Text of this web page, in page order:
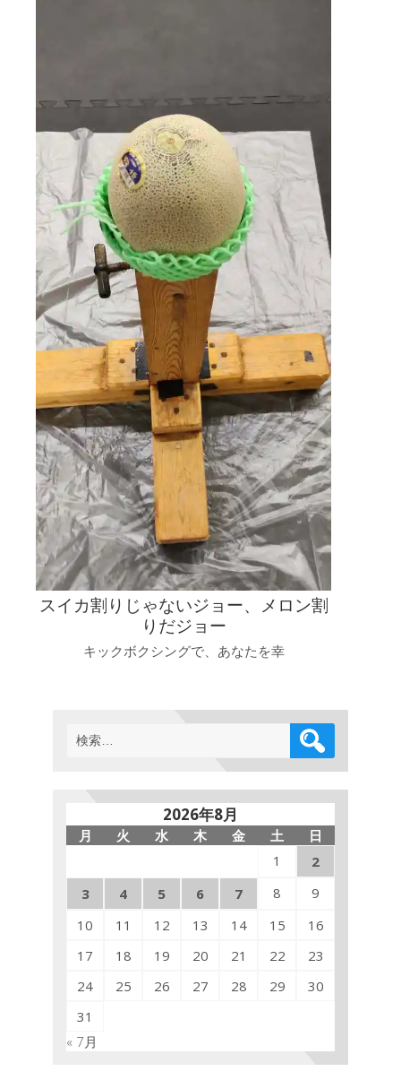
スイカ割りじゃないジョー、メロン割
りだジョー
キックボクシングで、あなたを幸
検
索:
2026年8月
月 火 水 木 金 土
日
1
2
3
4 5 6 7 8
9
10
11 12 13 14 15
16
17
18 19 20 21 22
23
24
25 26 27 28 29
30
31
« 7月